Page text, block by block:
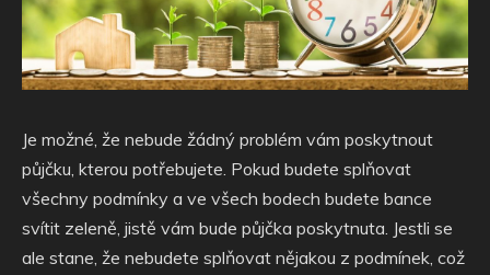
Je možné, že nebude žádný problém vám poskytnout
půjčku, kterou potřebujete. Pokud budete splňovat
všechny podmínky a ve všech bodech budete bance
svítit zeleně, jistě vám bude půjčka poskytnuta. Jestli se
ale stane, že nebudete splňovat nějakou z podmínek, což